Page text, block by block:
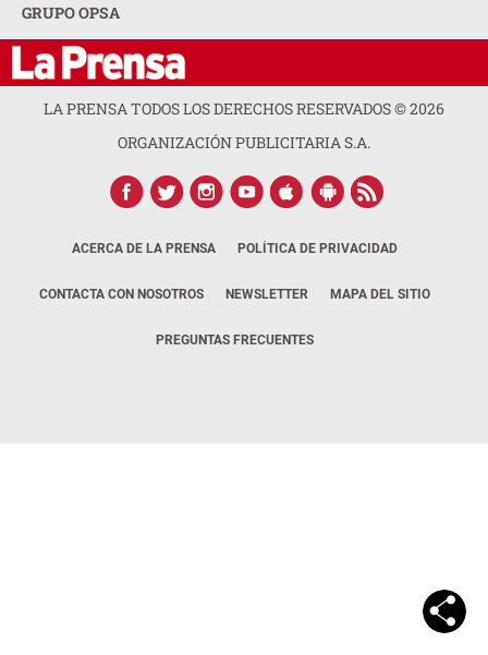
GRUPO OPSA
LA PRENSA TODOS LOS DERECHOS RESERVADOS ©2026
ORGANIZACIÓN PUBLICITARIA S.A.
ACERCA DE LA PRENSA POLÍTICA DE PRIVACIDAD
CONTACTA CON NOSOTROS NEWSLETTER MAPA DEL SITIO
PREGUNTAS FRECUENTES